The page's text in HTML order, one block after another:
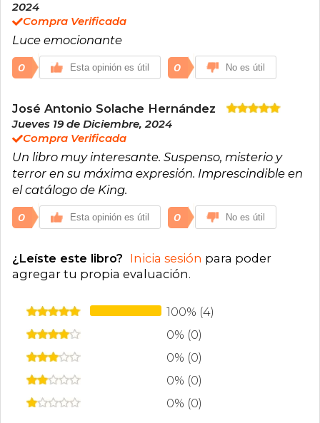
continúa escribiendo y participando
activamente en la vida cultural y social
estadounidense.
2024
Compra Verificada
Luce emocionante
0 Esta opinión es útil 0 No es útil
José Antonio Solache Hernández
Jueves 19 de Diciembre, 2024
Compra Verificada
Un libro muy interesante. Suspenso, misterio y
terror en su máxima expresión. Imprescindible en
el catálogo de King.
0 Esta opinión es útil 0 No es útil
¿Leíste este libro? Inicia sesión para poder
agregar tu propia evaluación.
100% (4)
0% (0)
0% (0)
0% (0)
0% (0)